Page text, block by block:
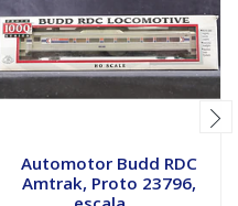
Automotor Budd RDC
Amtrak, Proto 23796,